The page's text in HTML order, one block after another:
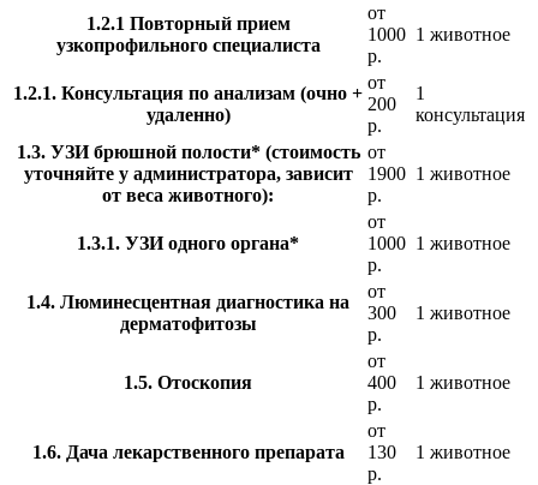
1.2.1 Повторный прием
узкопрофильного специалиста
от
1000
р.
1 животное
1.2.1. Консультация по анализам (очно +
удаленно)
от
200
р.
1
консультация
1.3. УЗИ брюшной полости* (стоимость
уточняйте у администратора, зависит
от веса животного):
от
1900
р.
1 животное
1.3.1. УЗИ одного органа*
от
1000
р.
1 животное
1.4. Люминесцентная диагностика на
дерматофитозы
от
300
р.
1 животное
1.5. Отоскопия
от
400
р.
1 животное
1.6. Дача лекарственного препарата
от
130
р.
1 животное